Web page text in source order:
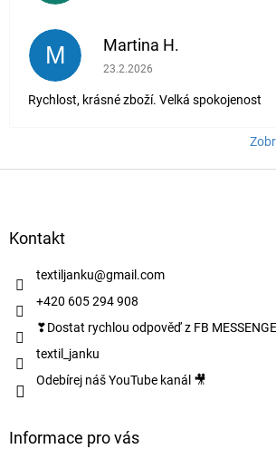
M Martina H.
Hodnocení obchodu je 5 z 5
23.2.2026
Rychlost, krásné zboží. Velká spokojenost
Kontakt
textiljanku@gmail.com
+420 605 294 908
❣Dostat rychlou odpověď z FB
textil_janku
Odebírej náš YouTube kanál 🎥
Informace pro vás